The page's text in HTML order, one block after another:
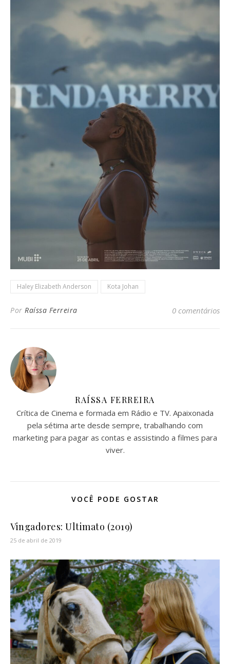
Haley Elizabeth Anderson Kota Johan
Por Raíssa Ferreira 0 comentários
RAÍSSA FERREIRA
Crítica de Cinema e formada em Rádio e TV. Apaixonada
pela sétima arte desde sempre, trabalhando com
marketing para pagar as contas e assistindo a filmes para
viver.
VOCÊ PODE GOSTAR
Vingadores: Ultimato (2019)
25 de abril de 2019